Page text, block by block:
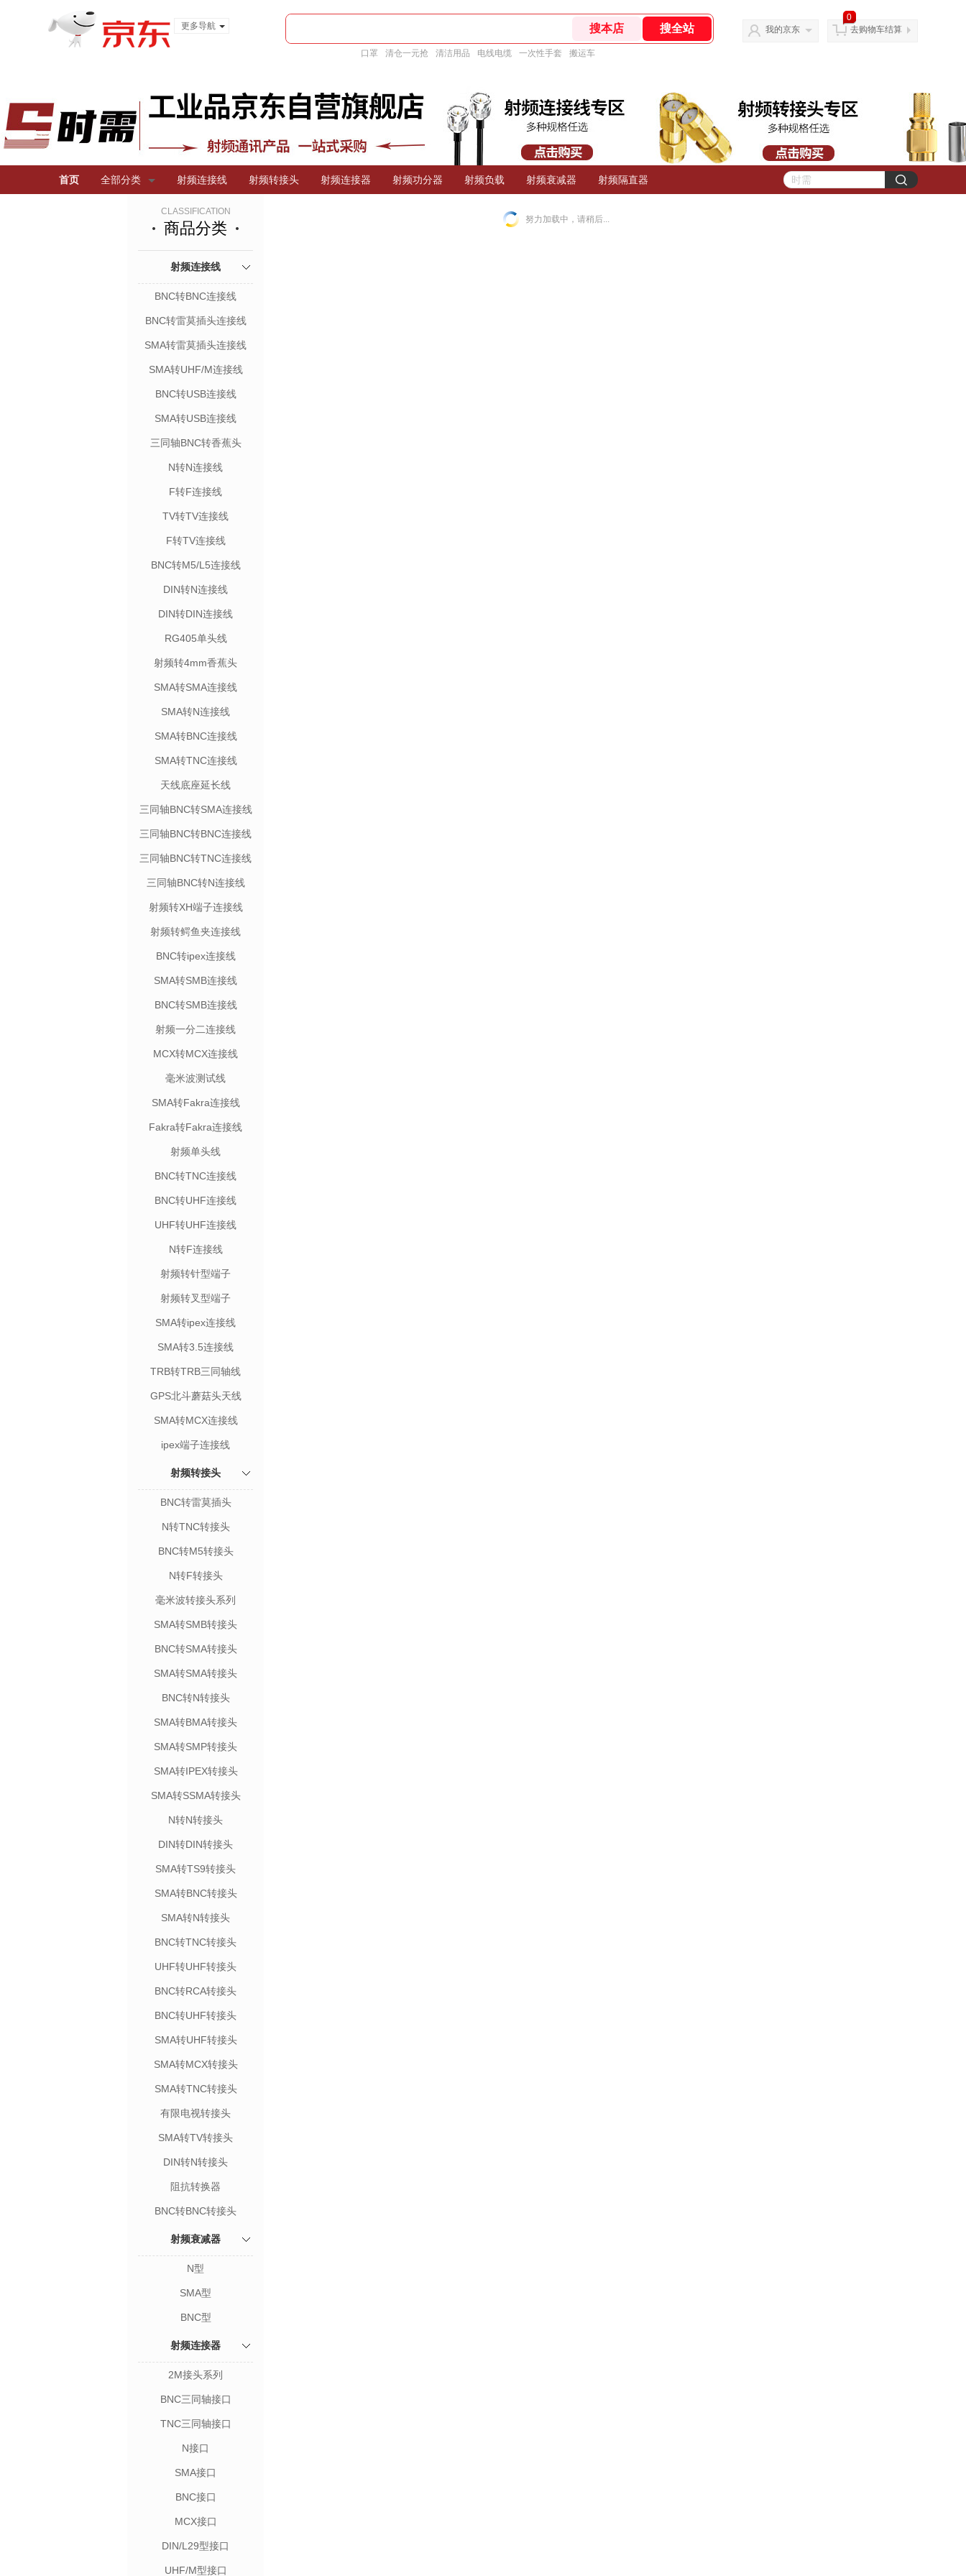
更多导航
口罩 清仓一元抢 清洁用品 电线电缆 一次性手套 搬运车
我的京东
0
去购物车结算
首页 全部分类 射频连接线 射频转接头 射频连接器 射频功分器 射频负载 射频衰减器 射频隔直器
CLASSIFICATION
商品分类
射频连接线
BNC转BNC连接线
BNC转雷莫插头连接线
SMA转雷莫插头连接线
SMA转UHF/M连接线
BNC转USB连接线
SMA转USB连接线
三同轴BNC转香蕉头
N转N连接线
F转F连接线
TV转TV连接线
F转TV连接线
BNC转M5/L5连接线
DIN转N连接线
DIN转DIN连接线
RG405单头线
射频转4mm香蕉头
SMA转SMA连接线
SMA转N连接线
SMA转BNC连接线
SMA转TNC连接线
天线底座延长线
三同轴BNC转SMA连接线
三同轴BNC转BNC连接线
三同轴BNC转TNC连接线
三同轴BNC转N连接线
射频转XH端子连接线
射频转鳄鱼夹连接线
BNC转ipex连接线
SMA转SMB连接线
BNC转SMB连接线
射频一分二连接线
MCX转MCX连接线
毫米波测试线
SMA转Fakra连接线
Fakra转Fakra连接线
射频单头线
BNC转TNC连接线
BNC转UHF连接线
UHF转UHF连接线
N转F连接线
射频转针型端子
射频转叉型端子
SMA转ipex连接线
SMA转3.5连接线
TRB转TRB三同轴线
GPS北斗蘑菇头天线
SMA转MCX连接线
ipex端子连接线
射频转接头
BNC转雷莫插头
N转TNC转接头
BNC转M5转接头
N转F转接头
毫米波转接头系列
SMA转SMB转接头
BNC转SMA转接头
SMA转SMA转接头
BNC转N转接头
SMA转BMA转接头
SMA转SMP转接头
SMA转IPEX转接头
SMA转SSMA转接头
N转N转接头
DIN转DIN转接头
SMA转TS9转接头
SMA转BNC转接头
SMA转N转接头
BNC转TNC转接头
UHF转UHF转接头
BNC转RCA转接头
BNC转UHF转接头
SMA转UHF转接头
SMA转MCX转接头
SMA转TNC转接头
有限电视转接头
SMA转TV转接头
DIN转N转接头
阻抗转换器
BNC转BNC转接头
射频衰减器
N型
SMA型
BNC型
射频连接器
2M接头系列
BNC三同轴接口
TNC三同轴接口
N接口
SMA接口
BNC接口
MCX接口
DIN/L29型接口
UHF/M型接口
努力加载中，请稍后...